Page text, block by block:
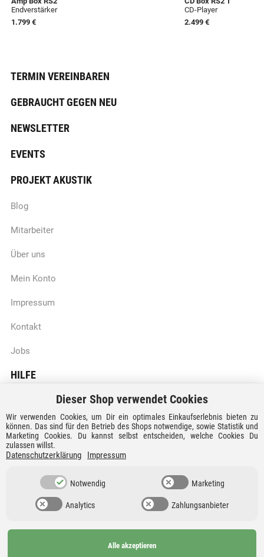
Endverstärker
1.799 €
CD-Player
2.499 €
TERMIN VEREINBAREN
GEBRAUCHT GEGEN NEU
NEWSLETTER
EVENTS
PROJEKT AKUSTIK
Blog
Mitarbeiter
Über uns
Mein Konto
Impressum
Kontakt
Jobs
HILFE
Batteriegesetzhinweise
Vertrag widerrufen
Versandkosten und Lieferzeiten
Zahlungsarten
Dieser Shop verwendet Cookies
Wir verwenden Cookies, um Dir ein optimales Einkaufserlebnis bieten zu
können. Das sind für den Betrieb des Shops notwendige, sowie Statistik und
Marketing Cookies. Du kannst selbst entscheiden, welche Cookies Du
zulassen willst.
Datenschutzerklärung Impressum
Notwendig Marketing
Analytics Zahlungsanbieter
Alle akzeptieren